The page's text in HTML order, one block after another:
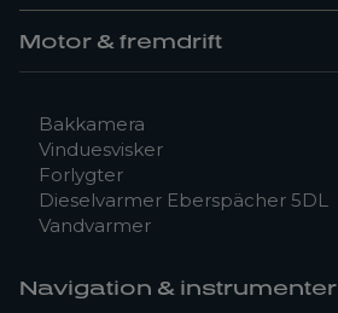
Motor & fremdrift
Bakkamera
Vinduesvisker
Forlygter
Dieselvarmer Eberspächer 5DL
Vandvarmer
Navigation & instrumenter